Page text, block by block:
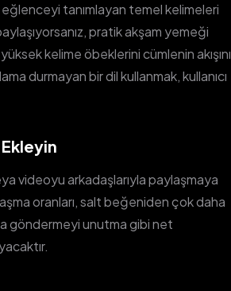
tanımlayan temel kelimeleri
pratik akşam yemeği
kelime öbeklerini cümlenin akışını
durmayan bir dil kullanmak, kullanıcı
videoyu arkadaşlarıyla paylaşmaya
oranları, salt beğeniden çok daha
göndermeyi unutma gibi net